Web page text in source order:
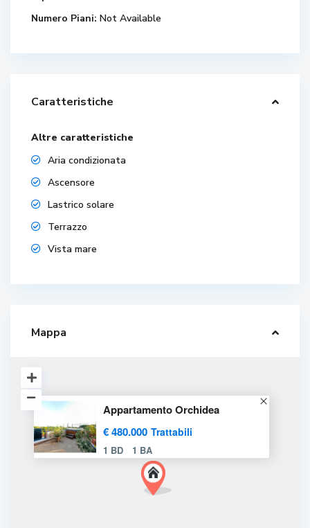
Numero Piani: Not Available
Caratteristiche
Altre caratteristiche
Aria condizionata
Ascensore
Lastrico solare
Terrazzo
Vista mare
Mappa
Appartamento Orchidea
€ 480.000 Trattabili
1 BD 1 BA